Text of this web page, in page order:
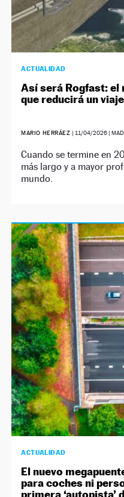
ACTUALIDAD
Así será Rogfast: el
que reducirá un
MARIO HERRÁEZ | 11/04/2026|
Cuando se termine en
más largo y a mayor
mundo.
ACTUALIDAD
El nuevo
para coches ni
primera ‘autopista’